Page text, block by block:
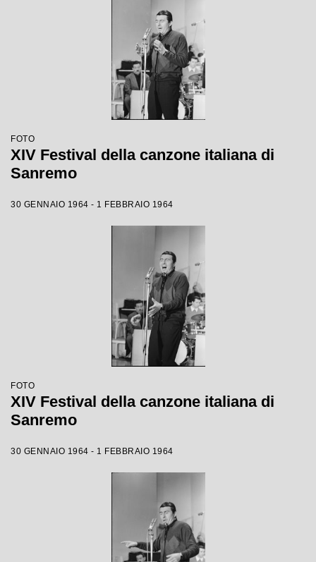
FOTO
XIV Festival della canzone italiana di
Sanremo
30 GENNAIO 1964 - 1 FEBBRAIO 1964
FOTO
XIV Festival della canzone italiana di
Sanremo
30 GENNAIO 1964 - 1 FEBBRAIO 1964